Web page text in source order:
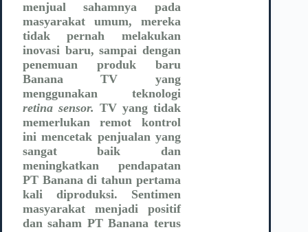
menjual sahamnya pada
masyarakat umum, mereka
tidak pernah melakukan
inovasi baru, sampai dengan
penemuan produk baru
Banana TV yang
menggunakan teknologi
retina sensor. TV yang tidak
memerlukan remot kontrol
ini mencetak penjualan yang
sangat baik dan
meningkatkan pendapatan
PT Banana di tahun pertama
kali diproduksi. Sentimen
masyarakat menjadi positif
dan saham PT Banana terus